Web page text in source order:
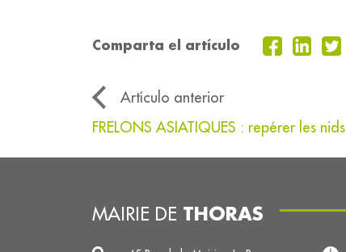
Comparta el artículo
Artículo anterior
FRELONS ASIATIQUES : repérer les
MAIRIE DE THORAS